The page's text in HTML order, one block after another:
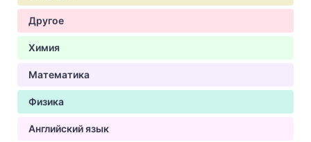
Другое
Химия
Математика
Физика
Английский язык